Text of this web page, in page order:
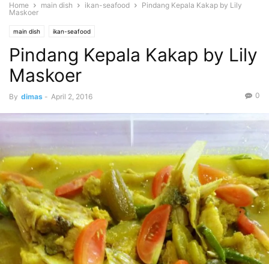
Home main dish ikan-seafood
Pindang Kepala Kakap by Lily
Maskoer
main dish ikan-seafood
Pindang Kepala Kakap by Lily
Maskoer
By dimas - April 2, 2016 0